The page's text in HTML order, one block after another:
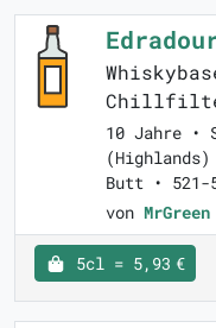
10 Jahre •
Butt • 521-
von MrGreen
5cl = 5,93 €